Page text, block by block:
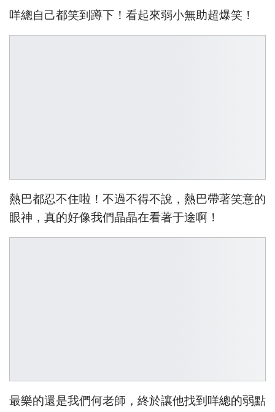
咩總自己都笑到蹲下！看起來弱小無助超爆笑！
熱巴都忍不住啦！不過不得不說，熱巴帶著笑意的
眼神，真的好像我們晶晶在看著于途啊！
最樂的還是我們何老師，終於讓他找到咩總的弱點